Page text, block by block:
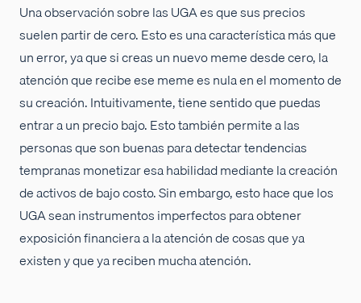
Una observación sobre las UGA es que sus precios
suelen partir de cero. Esto es una característica más que
un error, ya que si creas un nuevo meme desde cero, la
atención que recibe ese meme es nula en el momento de
su creación. Intuitivamente, tiene sentido que puedas
entrar a un precio bajo. Esto también permite a las
personas que son buenas para detectar tendencias
tempranas monetizar esa habilidad mediante la creación
de activos de bajo costo. Sin embargo, esto hace que los
UGA sean instrumentos imperfectos para obtener
exposición financiera a la atención de cosas que ya
existen y que ya reciben mucha atención.